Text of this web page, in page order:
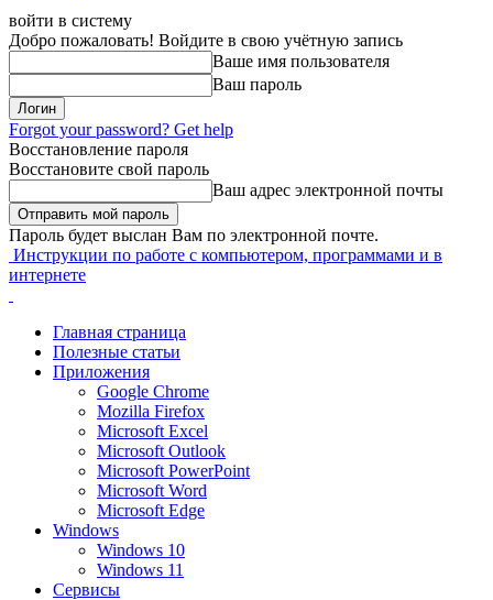
войти в систему
Добро пожаловать! Войдите в свою учётную запись
Ваше имя пользователя
Ваш пароль
Forgot your password? Get help
Восстановление пароля
Восстановите свой пароль
Ваш адрес электронной почты
Пароль будет выслан Вам по электронной почте.
Инструкции по работе с компьютером, программами и в
интернете
Главная страница
Полезные статьи
Приложения
Google Chrome
Mozilla Firefox
Microsoft Excel
Microsoft Outlook
Microsoft PowerPoint
Microsoft Word
Microsoft Edge
Windows
Windows 10
Windows 11
Сервисы